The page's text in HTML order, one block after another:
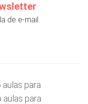
de e-mail.
para
para